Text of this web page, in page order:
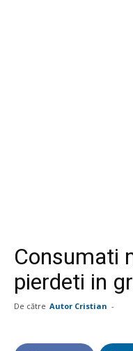
Consumati
pierdeti in
De către Autor Cristian -